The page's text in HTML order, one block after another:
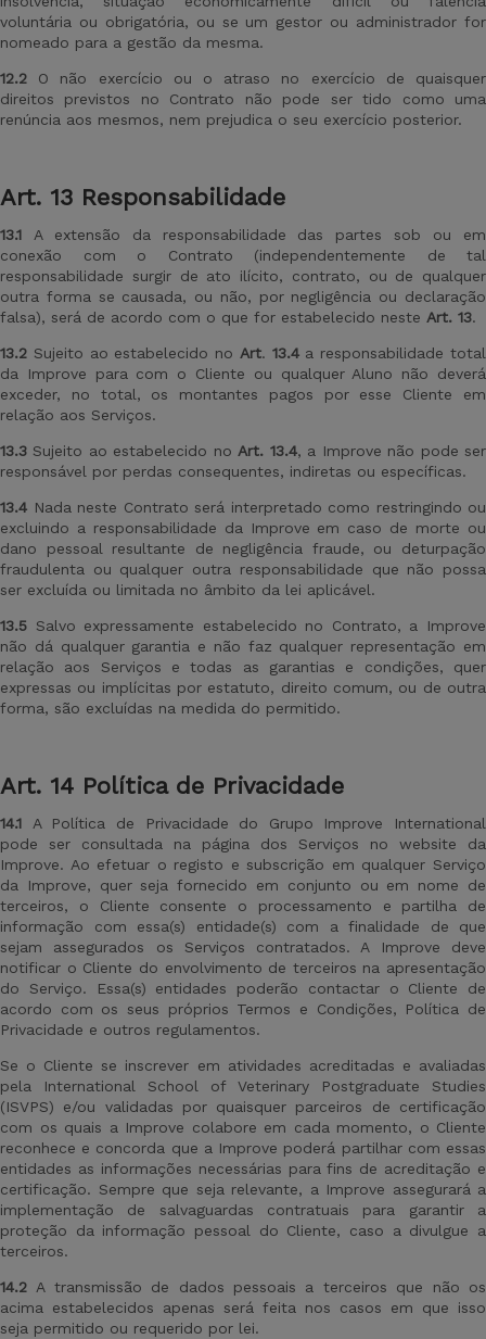
voluntária ou obrigatória, ou se um gestor ou administrador for
nomeado para a gestão da mesma.
12.2 O não exercício ou o atraso no exercício de quaisquer
direitos previstos no Contrato não pode ser tido como uma
renúncia aos mesmos, nem prejudica o seu exercício posterior.
Art. 13 Responsabilidade
13.1 A extensão da responsabilidade das partes sob ou em
conexão com o Contrato (independentemente de tal
responsabilidade surgir de ato ilícito, contrato, ou de qualquer
outra forma se causada, ou não, por negligência ou declaração
falsa), será de acordo com o que for estabelecido neste Art. 13.
13.2 Sujeito ao estabelecido no Art. 13.4a responsabilidade total
da Improve para com o Cliente ou qualquer Aluno não deverá
exceder, no total, os montantes pagos por esse Cliente em
relação aos Serviços.
13.3 Sujeito ao estabelecido no Art. 13.4, a Improve não pode ser
responsável por perdas consequentes, indiretas ou específicas.
13.4 Nada neste Contrato será interpretado como restringindo ou
excluindo a responsabilidade da Improve em caso de morte ou
dano pessoal resultante de negligência fraude, ou deturpação
fraudulenta ou qualquer outra responsabilidade que não possa
ser excluída ou limitada no âmbito da lei aplicável.
13.5 Salvo expressamente estabelecido no Contrato, a Improve
não dá qualquer garantia e não faz qualquer representação em
relação aos Serviços e todas as garantias e condições, quer
expressas ou implícitas por estatuto, direito comum, ou de outra
forma, são excluídas na medida do permitido.
Art. 14 Política de Privacidade
14.1 A Política de Privacidade do Grupo Improve International
pode ser consultada na página dos Serviços no website da
Improve. Ao efetuar o registo e subscrição em qualquer Serviço
da Improve, quer seja fornecido em conjunto ou em nome de
terceiros, o Cliente consente o processamento e partilha de
informação com essa(s) entidade(s) com a finalidade de que
sejam assegurados os Serviços contratados. A Improve deve
notificar o Cliente do envolvimento de terceiros na apresentação
do Serviço. Essa(s) entidades poderão contactar o Cliente de
acordo com os seus próprios Termos e Condições, Política de
Privacidade e outros regulamentos.
Se o Cliente se inscrever em atividades acreditadas e avaliadas
pela International School of Veterinary Postgraduate Studies
(ISVPS) e/ou validadas por quaisquer parceiros de certificação
com os quais a Improve colabore em cada momento, o Cliente
reconhece e concorda que a Improve poderá partilhar com essas
entidades as informações necessárias para fins de acreditação e
certificação. Sempre que seja relevante, a Improve assegurará a
implementação de salvaguardas contratuais para garantir a
proteção da informação pessoal do Cliente, caso a divulgue a
terceiros.
14.2 A transmissão de dados pessoais a terceiros que não os
acima estabelecidos apenas será feita nos casos em que isso
seja permitido ou requerido por lei.